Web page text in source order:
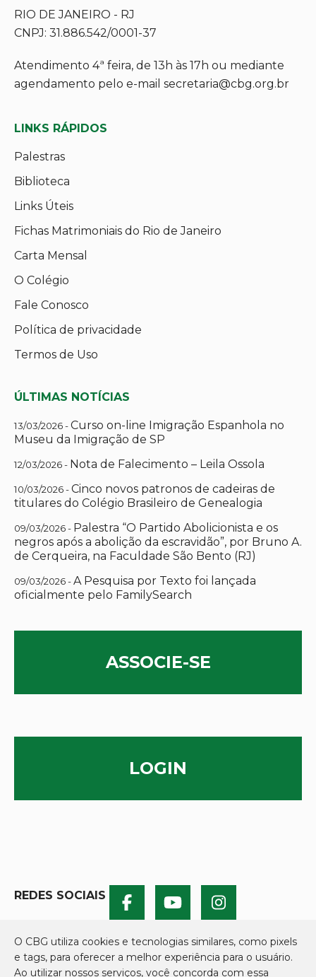
RIO DE JANEIRO - RJ
CNPJ: 31.886.542/0001-37
Atendimento 4ª feira, de 13h às 17h ou mediante
agendamento pelo e-mail secretaria@cbg.org.br
LINKS RÁPIDOS
Palestras
Biblioteca
Links Úteis
Fichas Matrimoniais do Rio de Janeiro
Carta Mensal
O Colégio
Fale Conosco
Política de privacidade
Termos de Uso
ÚLTIMAS NOTÍCIAS
13/03/2026 -Curso on-line Imigração Espanhola no
Museu da Imigração de SP
12/03/2026 - Nota de Falecimento – Leila Ossola
10/03/2026 -Cinco novos patronos de cadeiras de
titulares do Colégio Brasileiro de Genealogia
09/03/2026 - Palestra “O Partido Abolicionista e os
negros após a abolição da escravidão”, por Bruno A.
de Cerqueira, na Faculdade São Bento (RJ)
09/03/2026 -A Pesquisa por Texto foi lançada
oficialmente pelo FamilySearch
ASSOCIE-SE
LOGIN
REDES SOCIAIS
O CBG utiliza cookies e tecnologias similares, como pixels
e tags, para oferecer a melhor experiência para o usuário.
Ao utilizar nossos serviços, você concorda com essa